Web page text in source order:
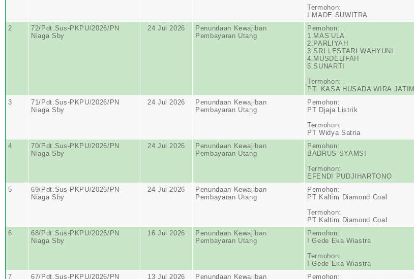
Termohon:
I MADE SUWITRA
2
72/Pdt.Sus-PKPU/2026/PN
Niaga Sby
24 Jul 2026
Penundaan Kewajiban
Pembayaran Utang
Pemohon:
1.MAS’ULA
2.PARLIYAH
3.SRI LESTARI WAHYUNI
4.MUSDELIFAH
5.SUNARTI
Termohon:
PT. KASA HUSADA WIRA JATIM
3
71/Pdt.Sus-PKPU/2026/PN
Niaga Sby
24 Jul 2026
Penundaan Kewajiban
Pembayaran Utang
Pemohon:
PT Djaja Listrik
Termohon:
PT Widya Satria
4
70/Pdt.Sus-PKPU/2026/PN
Niaga Sby
24 Jul 2026
Penundaan Kewajiban
Pembayaran Utang
Pemohon:
BADRUS SYAMSI
Termohon:
EFENDI PUDJIHARTONO
5
69/Pdt.Sus-PKPU/2026/PN
Niaga Sby
24 Jul 2026
Penundaan Kewajiban
Pembayaran Utang
Pemohon:
PT Kaltim Diamond Coal
Termohon:
PT Kaltim Diamond Coal
6
68/Pdt.Sus-PKPU/2026/PN
Niaga Sby
16 Jul 2026
Penundaan Kewajiban
Pembayaran Utang
Pemohon:
I Gede Eka Wiastra
Termohon:
I Gede Eka Wiastra
7
67/Pdt.Sus-PKPU/2026/PN
13 Jul 2026
Penundaan Kewajiban
Pemohon: